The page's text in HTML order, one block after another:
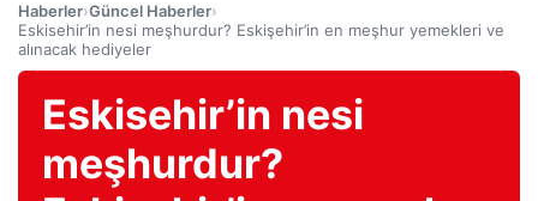
Haberler›Güncel Haberler›
Eskisehir’in nesi meşhurdur? Eskişehir’in en meşhur yemekleri ve
alınacak hediyeler
Eskisehir’in nesi
meşhurdur?